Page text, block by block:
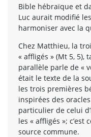
Bible hébraïque et
Luc aurait modifié
harmoniser avec la
Chez Matthieu, la
« affligés » (Mt 5, 5),
parallèle parle de «
était le texte de la
les trois premières
inspirées des
particulier de celui
les « affligés »;
source commune.